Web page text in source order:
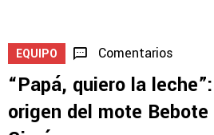
EQUIPO Comentarios